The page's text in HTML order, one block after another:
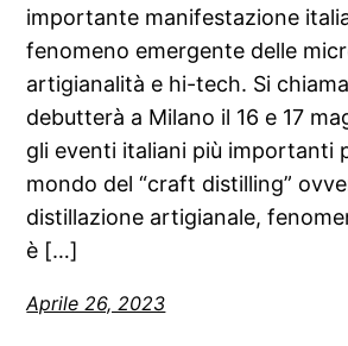
importante manifestazione
fenomeno emergente delle
artigianalità e hi-tech. Si
debutterà a Milano il 16 e 17
gli eventi italiani più importanti
mondo del “craft distilling”
distillazione artigianale,
è […]
Aprile 26, 2023